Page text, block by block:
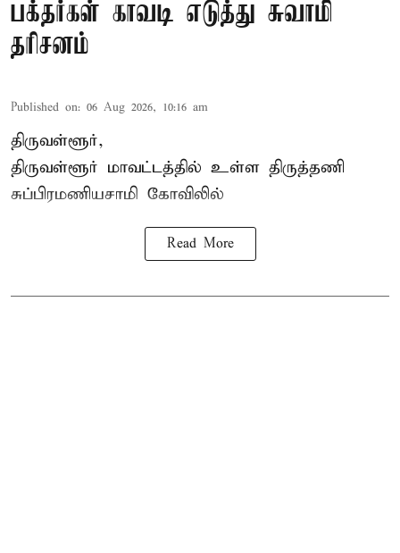
பக்தர்கள் காவடி எடுத்து சுவாமி
தரிசனம்
Published on: 06 Aug 2026, 10:16 am
திருவள்ளூர்,
திருவள்ளூர் மாவட்டத்தில் உள்ள திருத்தணி
சுப்பிரமணியசாமி கோவிலில்
Read More